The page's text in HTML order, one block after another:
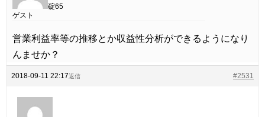
碇65
ゲスト
営業利益率等の推移とか収益性分析ができるようになり
んませか？
2018-09-11 22:17 #2531
返信